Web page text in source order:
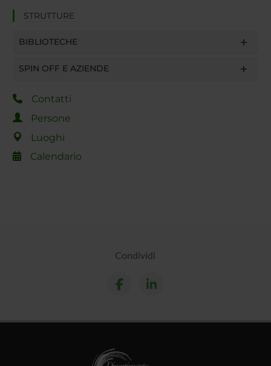
STRUTTURE
BIBLIOTECHE
SPIN OFF E AZIENDE
Contatti
Persone
Luoghi
Calendario
Condividi